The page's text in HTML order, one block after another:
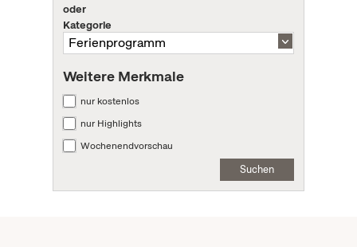
oder
Kategorie
Weitere Merkmale
nur kostenlos
nur Highlights
Wochenendvorschau
Suchen